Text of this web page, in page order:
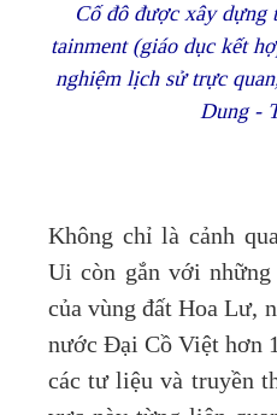
Cố đô được xây dựng
tainment (giáo dục kết
nghiệm lịch sử trực
Dung -
Không chỉ là cảnh
Ui còn gắn với
của vùng đất Hoa Lư,
nước Đại Cồ Việt hơn
các tư liệu và truyền